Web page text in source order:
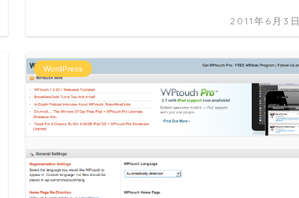
2011年6月3日
WordPress